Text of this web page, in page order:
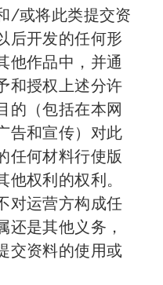
/或将此类提交资
后开发的任何形
他作品中，并通
和授权上述分许
的（包括在本网
告和宣传）对此
任何材料行使版
权利的权利。
对运营方构成任
还是其他义务，
交资料的使用或